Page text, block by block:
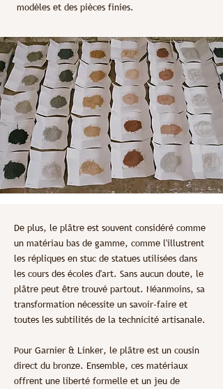
modèles et des pièces finies.
De plus, le plâtre est souvent considéré comme
un matériau bas de gamme, comme l'illustrent
les répliques en stuc de statues utilisées dans
les cours des écoles d'art. Sans aucun doute, le
plâtre peut être trouvé partout. Néanmoins, sa
transformation nécessite un savoir-faire et
toutes les subtilités de la technicité artisanale.
Pour Garnier & Linker, le plâtre est un cousin
direct du bronze. Ensemble, ces matériaux
offrent une liberté formelle et un jeu de